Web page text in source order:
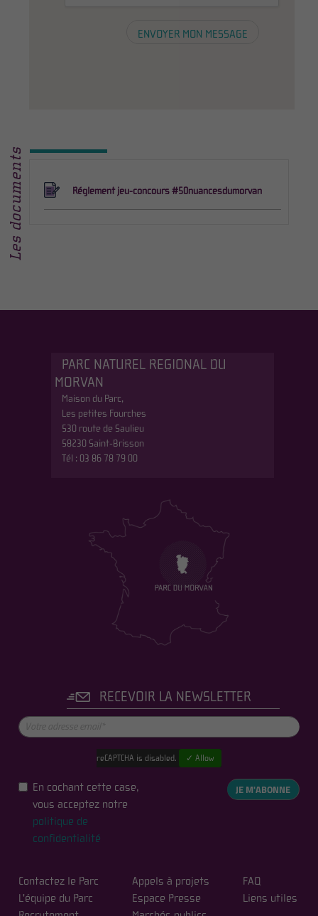
Les documents Réglement jeu-concours #50nuancesdumorvan
PARC NATUREL REGIONAL DU
MORVAN
Maison du Parc,
Les petites Fourches
530 route de Saulieu
58230 Saint-Brisson
Tél : 03 86 78 79 00
RECEVOIR LA NEWSLETTER
reCAPTCHA is disabled. ✓ Allow
En cochant cette case,
vous acceptez notre
politique de
confidentialité
JE M'ABONNE
Contactez le Parc
L'équipe du Parc
Appels à projets
Espace Presse
FAQ
Liens utiles